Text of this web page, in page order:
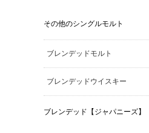
その他のシングルモルト
ブレンデッドモルト
ブレンデッドウイスキー
ブレンデッド【ジャパニーズ】